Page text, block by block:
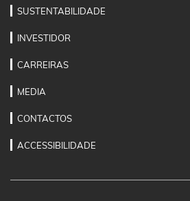
SUSTENTABILIDADE
INVESTIDOR
CARREIRAS
MEDIA
CONTACTOS
ACCESSIBILIDADE